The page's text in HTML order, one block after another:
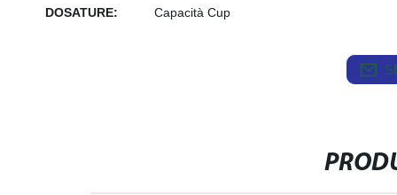
DOSATURE: Capacità Cup